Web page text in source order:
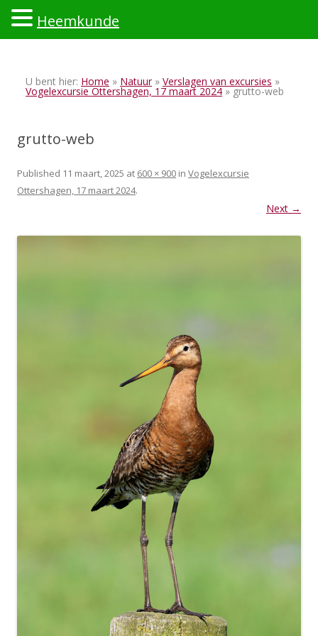
U bent hier: Home » Natuur» Verslagen van excursies »
Vogelexcursie Ottershagen, 17 maart 2024» grutto-web
grutto-web
Published 11 maart, 2025 at 600 × 900 in Vogelexcursie
Ottershagen, 17 maart 2024.
Next →
Heemkunde